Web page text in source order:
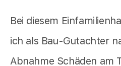
Bei diesem
ich als Bau-Gutachter
Abnahme Schäden am